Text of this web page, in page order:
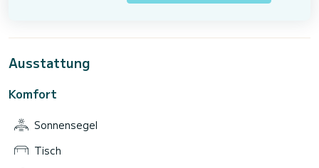
Ausstattung
Komfort
Sonnensegel
Tisch